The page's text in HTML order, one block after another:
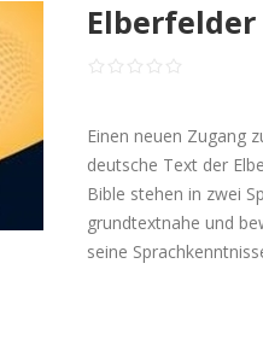
Einen neuen Zugang
deutsche Text der
Bible stehen in zwei
grundtextnahe und
seine